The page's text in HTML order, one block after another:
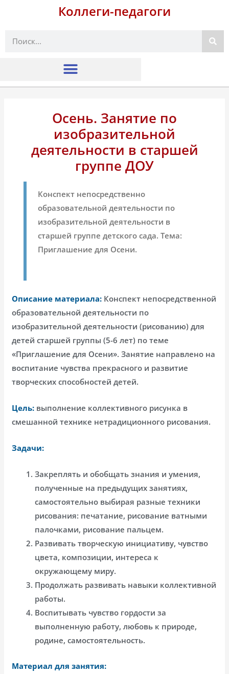
Коллеги-педагоги
Поиск
Осень. Занятие по
изобразительной
деятельности в старшей
группе ДОУ
Конспект непосредственно
образовательной деятельности по
изобразительной деятельности в
старшей группе детского сада. Тема:
Приглашение для Осени.
Описание материала: Конспект непосредственной
образовательной деятельности по
изобразительной деятельности (рисованию) для
детей старшей группы (5-6 лет) по теме
«Приглашение для Осени». Занятие направлено на
воспитание чувства прекрасного и развитие
творческих способностей детей.
Цель: выполнение коллективного рисунка в
смешанной технике нетрадиционного рисования.
Задачи:
Закреплять и обобщать знания и умения,
полученные на предыдущих занятиях,
самостоятельно выбирая разные техники
рисования: печатание, рисование ватными
палочками, рисование пальцем.
Развивать творческую инициативу, чувство
цвета, композиции, интереса к
окружающему миру.
Продолжать развивать навыки коллективной
работы.
Воспитывать чувство гордости за
выполненную работу, любовь к природе,
родине, самостоятельность.
Материал для занятия: